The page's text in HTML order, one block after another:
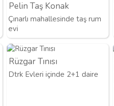
Pelin Taş Konak
Çınarlı mahallesinde taş rum
evi
Rüzgar Tınısı
Dtrk Evleri içinde 2+1 daire